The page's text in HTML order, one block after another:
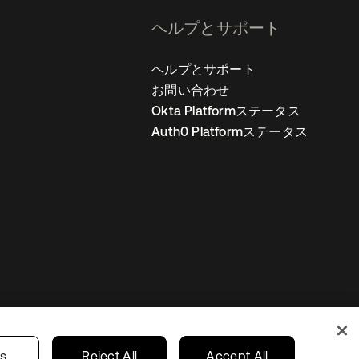
ヘルプとサポート
ヘルプとサポート
お問い合わせ
Okta Platformステータス
Auth0 Platformステータス
定 あなたのプライバシーの選択 Japan
Reject All Accept All